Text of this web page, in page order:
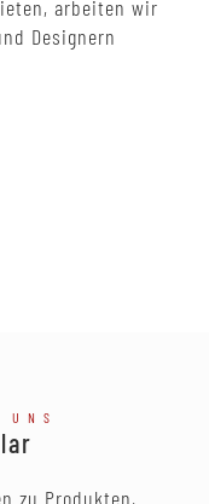
arbeiten wir
Designern
zu Produkten,